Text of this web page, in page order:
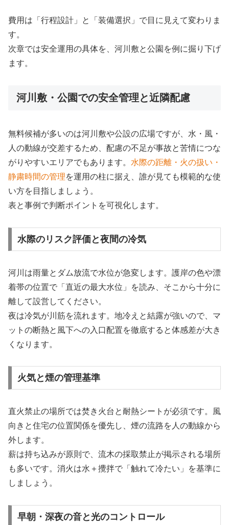
費用は「行程設計」と「装備選択」で目に見えて変わりま
す。
次章では安全運用の具体を、河川敷と公園を例に掘り下げ
ます。
河川敷・公園での安全管理と近隣配慮
無料候補が多いのは河川敷や公設の広場ですが、水・風・
人の動線が交差するため、配慮の不足が事故と苦情につな
がりやすいエリアでもあります。 水際の距離・火の扱い・
静粛時間の管理を運用の柱に据え、誰が見ても模範的な使
い方を目指しましょう。
表と事例で判断ポイントを可視化します。
水際のリスク評価と夜間の冷気
河川は雨量とダム放流で水位が急変します。護岸の色や漂
着帯の位置で「直近の最大水位」を読み、そこから十分に
離して設営してください。
夜は冷気が川筋を流れます。地冷えと結露が強いので、マ
ットの断熱と風下への入口配置を徹底すると体感差が大き
くなります。
火気と煙の管理基準
直火禁止の場所では焚き火台と耐熱シートが必須です。風
向きと住宅の位置関係を優先し、煙の流路を人の動線から
外します。
薪は持ち込みが原則で、流木の採取禁止が掲示される場所
も多いです。消火は水＋攪拌で「触れて冷たい」を基準に
しましょう。
早朝・深夜の音と光のコントロール